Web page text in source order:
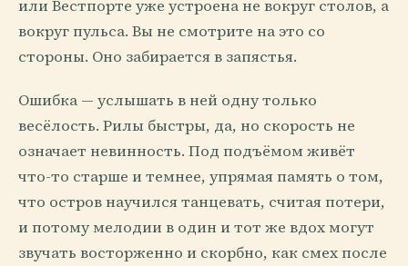
или Вестпорте уже устроена не вокруг столов, а
вокруг пульса. Вы не смотрите на это со
стороны. Оно забирается в запястья.
Ошибка — услышать в ней одну только
весёлость. Рилы быстры, да, но скорость не
означает невинность. Под подъёмом живёт
что-то старше и темнее, упрямая память о том,
что остров научился танцевать, считая потери,
и потому мелодии в один и тот же вдох могут
звучать восторженно и скорбно, как смех после